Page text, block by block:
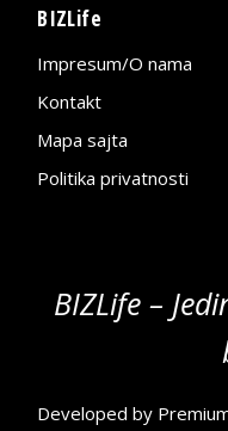
BIZLife
Impresum/O nama
Kontakt
Mapa sajta
Politika privatnosti
BIZLife –
Developed by